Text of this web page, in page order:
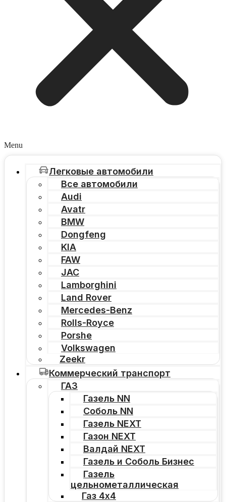
Menu
Легковые автомобили
Все автомобили
Audi
Avatr
BMW
Dongfeng
KIA
FAW
JAC
Lamborghini
Land Rover
Mercedes-Benz
Rolls-Royce
Porshe
Volkswagen
Zeekr
Коммерческий транспорт
ГАЗ
Газель NN
Соболь NN
Газель NEXT
Газон NEXT
Валдай NEXT
Газель и Соболь Бизнес
Газель
цельнометаллическая
Газ 4х4